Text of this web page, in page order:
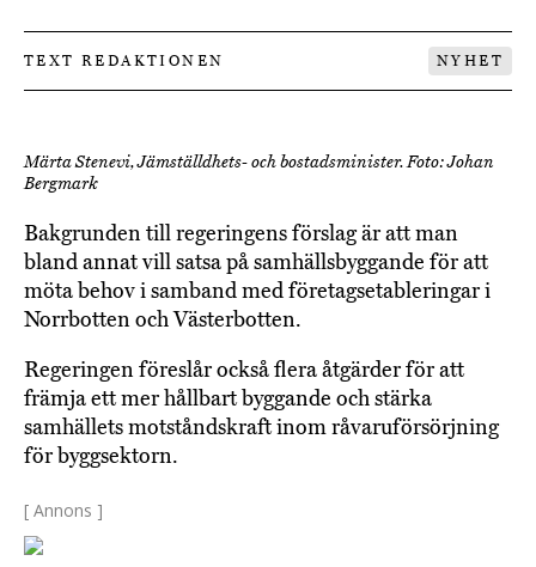
TEXT REDAKTIONEN NYHET
Märta Stenevi, Jämställdhets- och bostadsminister. Foto: Johan
Bergmark
Bakgrunden till regeringens förslag är att man
bland annat vill satsa på samhällsbyggande för att
möta behov i samband med företagsetableringar i
Norrbotten och Västerbotten.
Regeringen föreslår också flera åtgärder för att
främja ett mer hållbart byggande och stärka
samhällets motståndskraft inom råvaruförsörjning
för byggsektorn.
[ Annons ]